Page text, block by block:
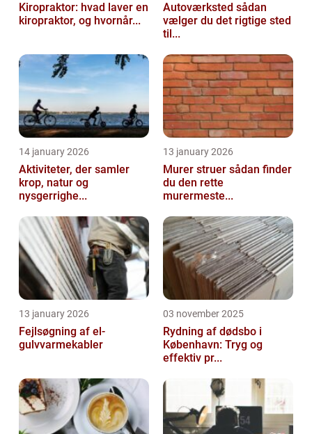
Kiropraktor: hvad laver en
kiropraktor, og hvornår...
Autoværksted sådan
vælger du det rigtige sted
til...
14 january 2026
Aktiviteter, der samler
krop, natur og
nysgerrighe...
13 january 2026
Murer struer sådan finder
du den rette
murermeste...
13 january 2026
Fejlsøgning af el-
gulvvarmekabler
03 november 2025
Rydning af dødsbo i
København: Tryg og
effektiv pr...